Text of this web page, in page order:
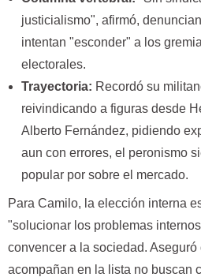
justicialismo", afirmó,
intentan "esconder" a los
electorales.
Trayectoria: Recordó su
reivindicando a figuras desde
Alberto Fernández, pidiendo
aun con errores, el peronismo
popular por sobre el mercado.
Para Camilo, la elección interna
"solucionar los problemas
convencer a la sociedad.
acompañan en la lista no buscan